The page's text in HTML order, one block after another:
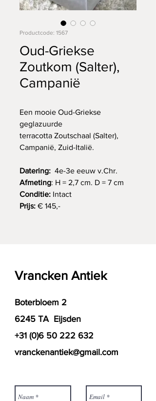
Productcode: 1567
Oud-Griekse
Zoutkom (Salter),
Campanië
Een mooie Oud-Griekse
geglazuurde
terracotta Zoutschaal (Salter),
Campanië, Zuid-Italië.
Datering: 4e-3e eeuw v.Chr.
Afmeting: H = 2,7 cm. D = 7 cm
Conditie: Intact
Prijs: € 145,-
Vrancken Antiek
Boterbloem 2
6245 TA Eijsden
+31 (0)6 50 222 632
vranckenantiek@gmail.com